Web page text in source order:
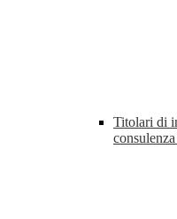
Titolari di
consulenza